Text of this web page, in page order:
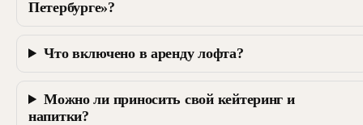
Петербурге»?
Что включено в аренду лофта?
Можно ли приносить свой кейтеринг и
напитки?